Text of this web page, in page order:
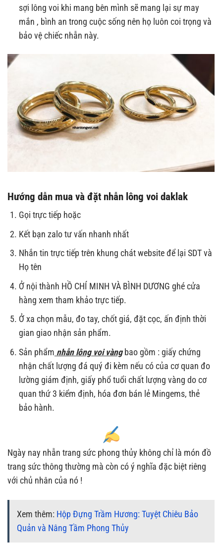
sợi lông voi khi mang bên mình sẽ mang lại sự may
mắn , bình an trong cuộc sống nên họ luôn coi trọng và
bảo vệ chiếc nhẫn này.
Hướng dẫn mua và đặt nhẫn lông voi daklak
Gọi trực tiếp hoặc
Kết bạn zalo tư vấn nhanh nhất
Nhắn tin trực tiếp trên khung chát website để lại SDT và
Họ tên
Ở nội thành HỒ CHÍ MINH VÀ BÌNH DƯƠNG ghé cửa
hàng xem tham khảo trực tiếp.
Ở xa chọn mẫu, đo tay, chốt giá, đặt cọc, ấn định thời
gian giao nhận sản phẩm.
Sản phẩm nhẫn lông voi vàngbao gồm : giấy chứng
nhận chất lượng đá quý đi kèm nếu có của cơ quan đo
lường giám định, giấy phổ tuổi chất lượng vàng do cơ
quan thứ 3 kiểm định, hóa đơn bán lẻ Mingems, thẻ
bảo hành.
Ngày nay nhẫn trang sức phong thủy không chỉ là món đồ
trang sức thông thường mà còn có ý nghĩa đặc biệt riêng
với chủ nhân của nó !
Xem thêm: Hộp Đựng Trầm Hương: Tuyệt Chiêu Bảo
Quản và Nâng Tầm Phong Thủy